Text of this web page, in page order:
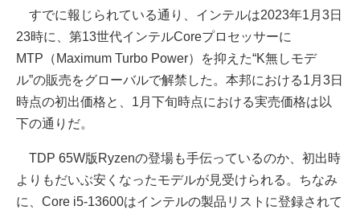
すでに報じられている通り、インテルは2023年1月3日
23時に、第13世代インテルCoreプロセッサーに
MTP（Maximum Turbo Power）を抑えた“K無しモデ
ル”の販売をグローバルで解禁した。本邦における1月3日
時点の初出価格と、1月下旬時点における実売価格は以
下の通りだ。
TDP 65W版Ryzenの登場も手伝っているのか、初出時
よりもだいぶ安くなったモデルが見受けられる。ちなみ
に、Core i5-13600はインテルの製品リストに登録されて